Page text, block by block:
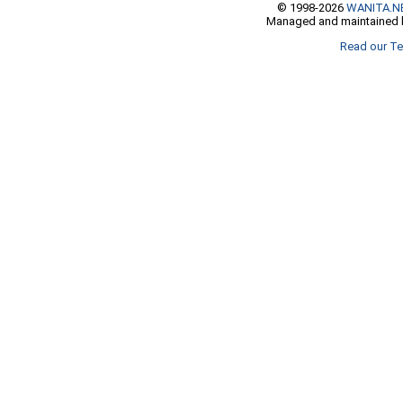
© 1998-2026
Managed and maintained
Read our